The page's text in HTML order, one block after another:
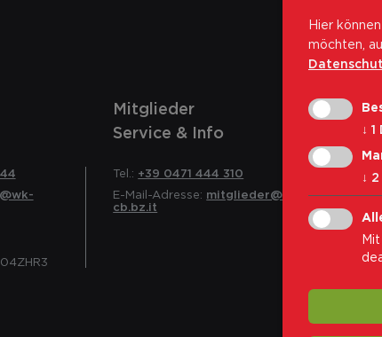
Mitglieder
Service & Info
Tel.: +39 0471 444 310
E-Mail-Adresse: mitglieder@wk-
cb.bz.it
Hier
möchten,
↓ 1
↓ 2